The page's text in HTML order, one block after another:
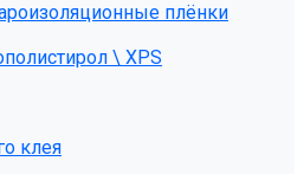
плёнки
\ XPS
клея